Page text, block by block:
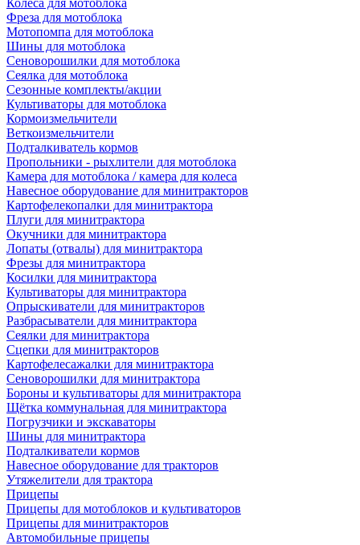
Колеса для мотоблока
Фреза для мотоблока
Мотопомпа для мотоблока
Шины для мотоблока
Сеноворошилки для мотоблока
Сеялка для мотоблока
Сезонные комплекты/акции
Культиваторы для мотоблока
Кормоизмельчители
Веткоизмельчители
Подталкиватель кормов
Пропольники - рыхлители для мотоблока
Камера для мотоблока / камера для колеса
Навесное оборудование для минитракторов
Картофелекопалки для минитрактора
Плуги для минитрактора
Окучники для минитрактора
Лопаты (отвалы) для минитрактора
Фрезы для минитрактора
Косилки для минитрактора
Культиваторы для минитрактора
Опрыскиватели для минитракторов
Разбрасыватели для минитрактора
Сеялки для минитрактора
Сцепки для минитракторов
Картофелесажалки для минитрактора
Сеноворошилки для минитрактора
Бороны и культиваторы для минитрактора
Щётка коммунальная для минитрактора
Погрузчики и экскаваторы
Шины для минитрактора
Подталкиватели кормов
Навесное оборудование для тракторов
Утяжелители для трактора
Прицепы
Прицепы для мотоблоков и культиваторов
Прицепы для минитракторов
Автомобильные прицепы